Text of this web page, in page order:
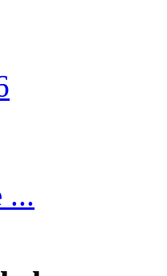
...